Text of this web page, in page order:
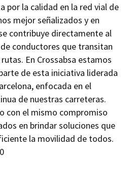
por la calidad en la red vial de
mejor señalizados y en
contribuye directamente al
conductores que transitan
En Crossabsa estamos
de esta iniciativa liderada
enfocada en el
de nuestras carreteras.
con el mismo compromiso
en brindar soluciones que
la movilidad de todos.